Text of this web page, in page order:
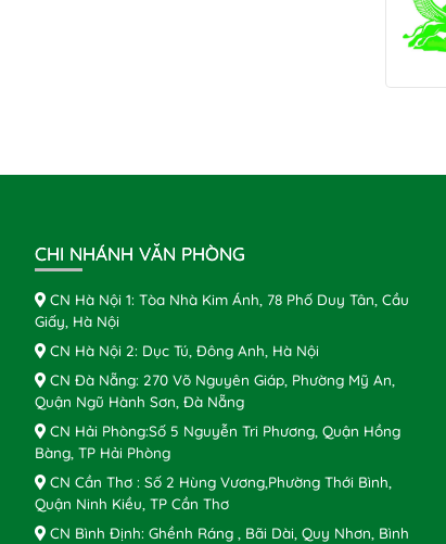
CHI NHÁNH VĂN PHÒNG
CN Hà Nội 1: Tòa Nhà Kim Ánh, 78 Phố Duy Tân, Cầu
Giấy, Hà Nội
CN Hà Nội 2: Dục Tú, Đông Anh, Hà Nội
CN Đà Nẵng: 270 Võ Nguyên Giáp, Phường Mỹ An,
Quận Ngũ Hành Sơn, Đà Nẵng
CN Hải Phòng:Số 5 Nguyễn Tri Phương, Quận Hồng
Bàng, TP Hải Phòng
CN Cần Thơ : Số 2 Hùng Vương,Phường Thới Bình,
Quận Ninh Kiều, TP Cần Thơ
CN Bình Định: Ghềnh Ráng , Bãi Dài, Quy Nhơn, Bình